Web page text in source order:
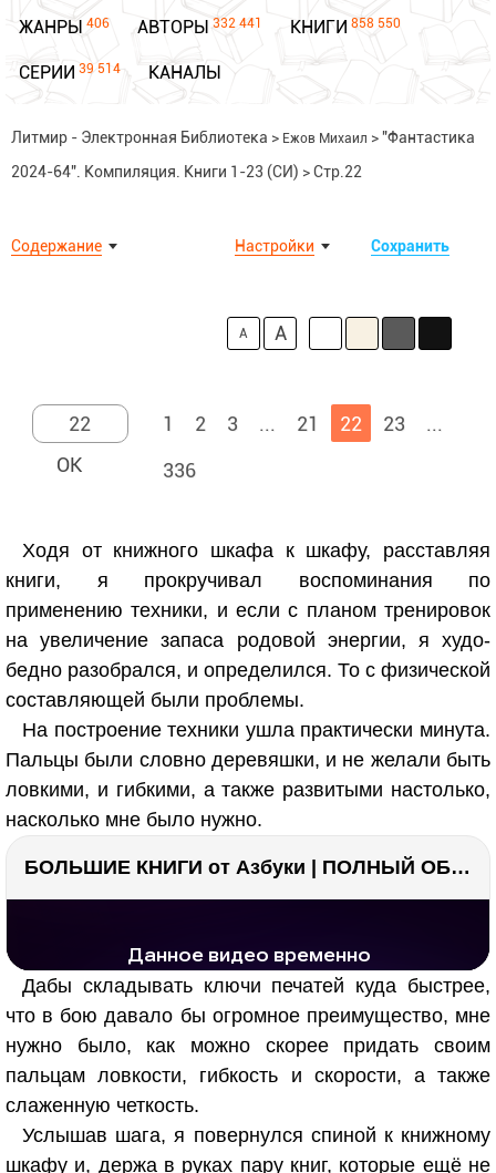
ЖАНРЫ 406 АВТОРЫ 332 441 КНИГИ 858 550
СЕРИИ 39 514 КАНАЛЫ
Литмир - Электронная Библиотека > Ежов Михаил >"Фантастика
2024-64". Компиляция. Книги 1-23 (СИ) >Стр.22
Содержание Сохранить
Настройки
A A
1 2 3 ... 21 22 23
...
336
Ходя от книжного шкафа к шкафу, расставляя
книги, я прокручивал воспоминания по
применению техники, и если с планом тренировок
на увеличение запаса родовой энергии, я худо-
бедно разобрался, и определился. То с физической
составляющей были проблемы.
На построение техники ушла практически минута.
Пальцы были словно деревяшки, и не желали быть
ловкими, и гибкими, а также развитыми настолько,
насколько мне было нужно.
БОЛЬШИЕ КНИГИ от Азбуки | ПОЛНЫЙ ОБЗОР | Моя коллекция 20+ книг ??
Дабы складывать ключи печатей куда быстрее,
что в бою давало бы огромное преимущество, мне
нужно было, как можно скорее придать своим
пальцам ловкости, гибкость и скорости, а также
слаженную четкость.
Услышав шага, я повернулся спиной к книжному
шкафу и, держа в руках пару книг, которые ещё не